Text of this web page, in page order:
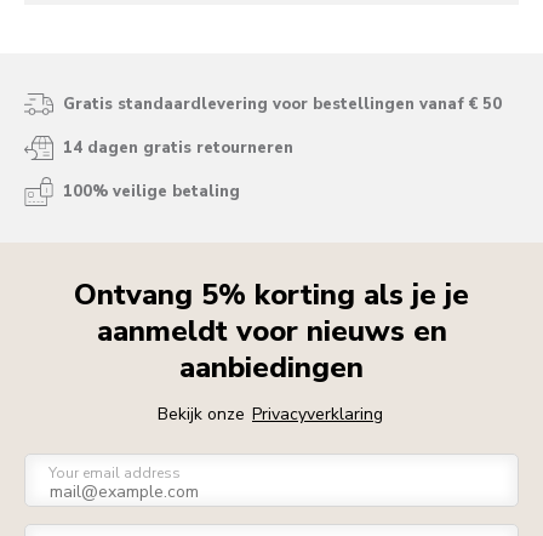
Gratis standaardlevering voor bestellingen vanaf € 50
14 dagen gratis retourneren
100% veilige betaling
Ontvang 5% korting als je je
aanmeldt voor nieuws en
aanbiedingen
Bekijk onze Privacyverklaring
Your email address